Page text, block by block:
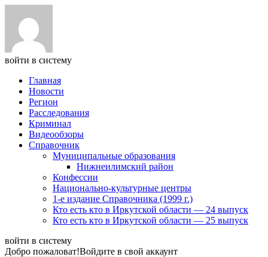
войти в систему
Главная
Новости
Регион
Расследования
Криминал
Видеообзоры
Справочник
Муниципальные образования
Нижнеилимский район
Конфессии
Национально-культурные центры
1-е издание Справочника (1999 г.)
Кто есть кто в Иркутской области — 24 выпуск
Кто есть кто в Иркутской области — 25 выпуск
войти в систему
Добро пожаловат!Войдите в свой аккаунт